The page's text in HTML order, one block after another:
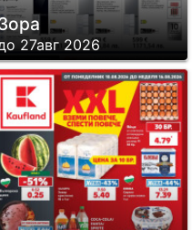
27авг 2026